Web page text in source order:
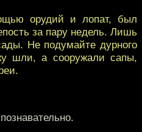
орудий и лопат, был
за пару недель. Лишь
Не подумайте дурного
шли, а сооружали сапы,